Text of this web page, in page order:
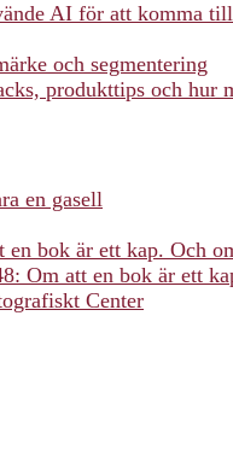
AI för att komma
och segmentering
produkttips och hur
en gasell
en bok är ett kap. Och
Om att en bok är ett
Center